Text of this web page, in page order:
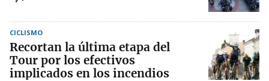
CICLISMO
Recortan la última etapa del
Tour por los efectivos
implicados en los incendios